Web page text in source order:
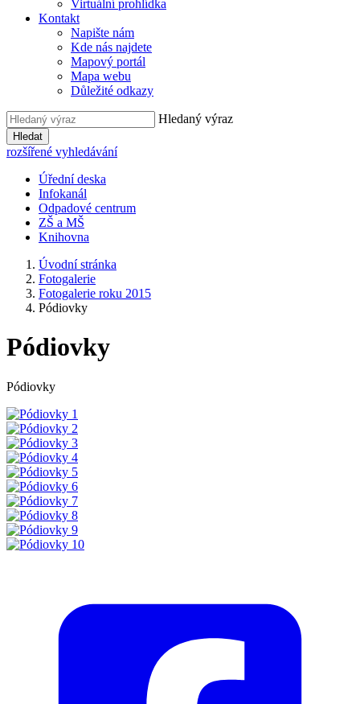
Virtuální prohlídka
Kontakt
Napište nám
Kde nás najdete
Mapový portál
Mapa webu
Důležité odkazy
Hledaný výraz
Hledat
rozšířené vyhledávání
Úřední deska
Infokanál
Odpadové centrum
ZŠ a MŠ
Knihovna
Úvodní stránka
Fotogalerie
Fotogalerie roku 2015
Pódiovky
Pódiovky
Pódiovky